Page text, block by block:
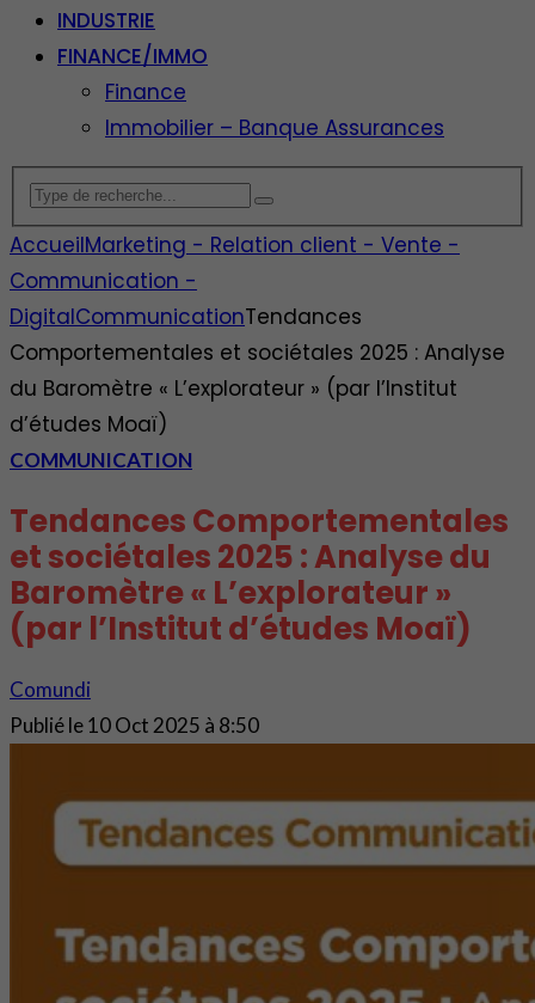
INDUSTRIE
FINANCE/IMMO
Finance
Immobilier – Banque Assurances
AccueilMarketing - Relation client - Vente -
Communication -
DigitalCommunicationTendances
Comportementales et sociétales 2025 : Analyse
du Baromètre « L’explorateur » (par l’Institut
d’études Moaï)
COMMUNICATION
Tendances Comportementales
et sociétales 2025 : Analyse du
Baromètre « L’explorateur »
(par l’Institut d’études Moaï)
Comundi
Publié le10 Oct 2025 à 8:50